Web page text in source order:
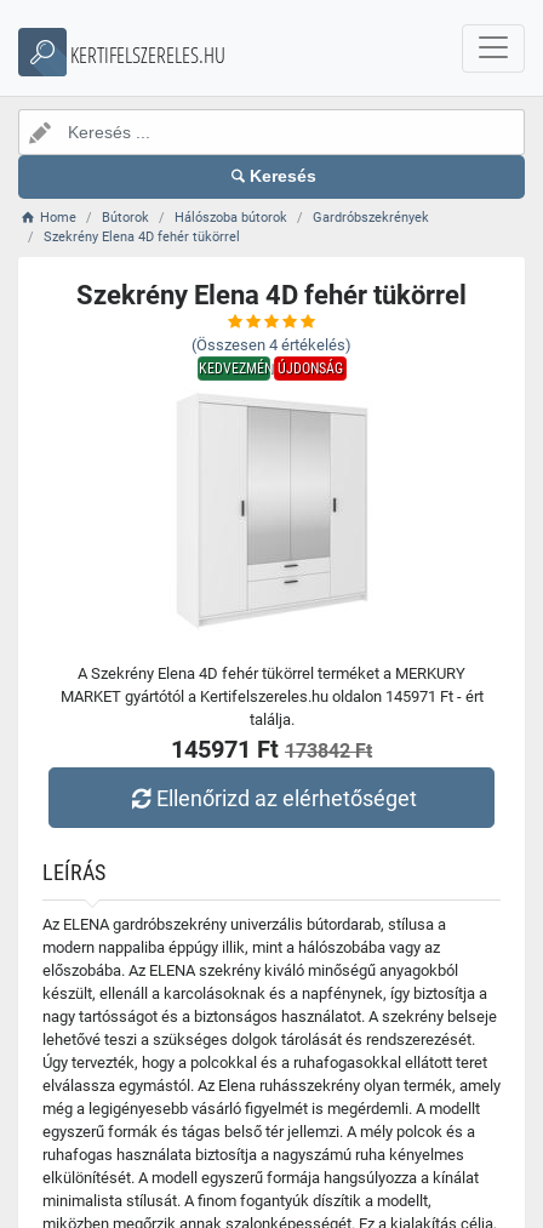
KERTIFELSZERELES.HU
Keresés
Home Bútorok Hálószoba bútorok
Gardróbszekrények
Szekrény Elena 4D fehér tükörrel
Szekrény Elena 4D fehér tükörrel
(Összesen 4 értékelés)
KEDVEZMÉNYÚJDONSÁG
A Szekrény Elena 4D fehér tükörrel terméket a MERKURY
MARKET gyártótól a Kertifelszereles.hu oldalon 145971 Ft - ért
találja.
145971 Ft 173842 Ft
Ellenőrizd az elérhetőséget
LEÍRÁS
Az ELENA gardróbszekrény univerzális bútordarab, stílusa a
modern nappaliba éppúgy illik, mint a hálószobába vagy az
előszobába. Az ELENA szekrény kiváló minőségű anyagokból
készült, ellenáll a karcolásoknak és a napfénynek, így biztosítja a
nagy tartósságot és a biztonságos használatot. A szekrény belseje
lehetővé teszi a szükséges dolgok tárolását és rendszerezését.
Úgy tervezték, hogy a polcokkal és a ruhafogasokkal ellátott teret
elválassza egymástól. Az Elena ruhásszekrény olyan termék, amely
még a legigényesebb vásárló figyelmét is megérdemli. A modellt
egyszerű formák és tágas belső tér jellemzi. A mély polcok és a
ruhafogas használata biztosítja a nagyszámú ruha kényelmes
elkülönítését. A modell egyszerű formája hangsúlyozza a kínálat
minimalista stílusát. A finom fogantyúk díszítik a modellt,
miközben megőrzik annak szalonképességét. Ez a kialakítás célja,